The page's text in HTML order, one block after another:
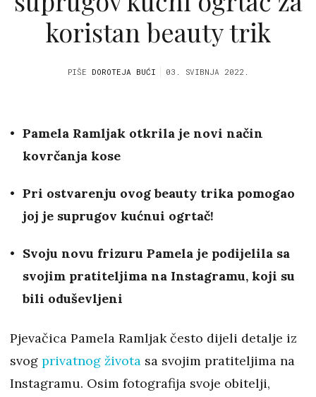
koristan beauty trik
PIŠE DOROTEJA BUĆI 03. SVIBNJA 2022.
Pamela Ramljak otkrila je novi način
kovrčanja kose
Pri ostvarenju ovog beauty trika pomogao
joj je suprugov kućnui ogrtač!
Svoju novu frizuru Pamela je podijelila sa
svojim pratiteljima na Instagramu, koji su
bili oduševljeni
Pjevačica Pamela Ramljak često dijeli detalje iz
svog privatnog života sa svojim pratiteljima na
Instagramu. Osim fotografija svoje obitelji,